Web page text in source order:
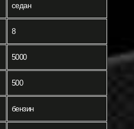
седан
8
5000
500
бензин